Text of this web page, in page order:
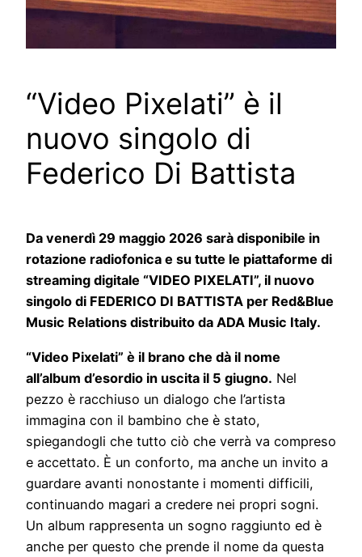
“Video Pixelati” è il
nuovo singolo di
Federico Di Battista
Da venerdì 29 maggio 2026 sarà disponibile in
rotazione radiofonica e su tutte le piattaforme di
streaming digitale “VIDEO PIXELATI”, il nuovo
singolo di FEDERICO DI BATTISTA per Red&Blue
Music Relations distribuito da ADA Music Italy.
“Video Pixelati” è il brano che dà il nome
all’album d’esordio in uscita il 5 giugno. Nel
pezzo è racchiuso un dialogo che l’artista
immagina con il bambino che è stato,
spiegandogli che tutto ciò che verrà va compreso
e accettato. È un conforto, ma anche un invito a
guardare avanti nonostante i momenti difficili,
continuando magari a credere nei propri sogni.
Un album rappresenta un sogno raggiunto ed è
anche per questo che prende il nome da questa